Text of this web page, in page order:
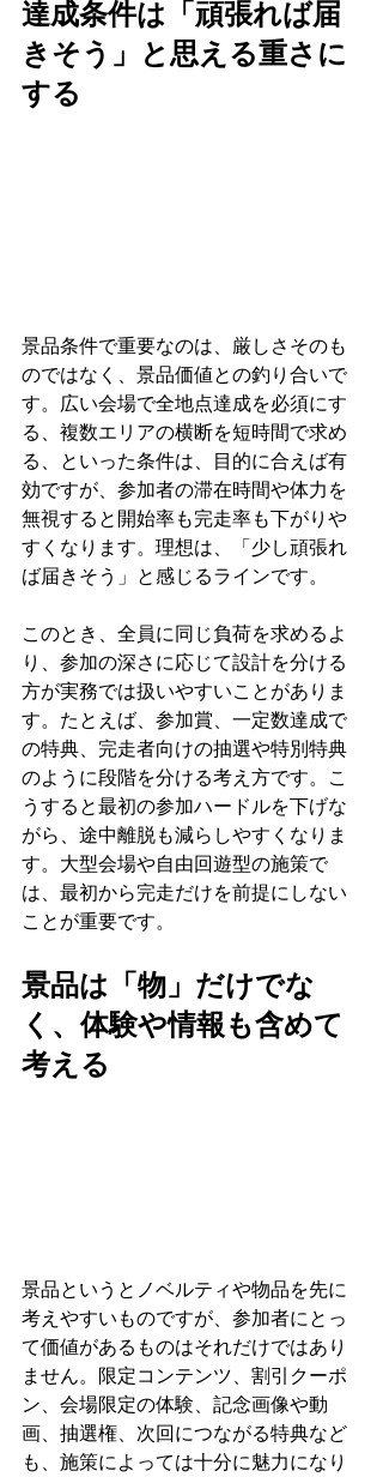
達成条件は「頑張れば届
きそう」と思える重さに
する
景品条件で重要なのは、厳しさそのも
のではなく、景品価値との釣り合いで
す。広い会場で全地点達成を必須にす
る、複数エリアの横断を短時間で求め
る、といった条件は、目的に合えば有
効ですが、参加者の滞在時間や体力を
無視すると開始率も完走率も下がりや
すくなります。理想は、「少し頑張れ
ば届きそう」と感じるラインです。
このとき、全員に同じ負荷を求めるよ
り、参加の深さに応じて設計を分ける
方が実務では扱いやすいことがありま
す。たとえば、参加賞、一定数達成で
の特典、完走者向けの抽選や特別特典
のように段階を分ける考え方です。こ
うすると最初の参加ハードルを下げな
がら、途中離脱も減らしやすくなりま
す。大型会場や自由回遊型の施策で
は、最初から完走だけを前提にしない
ことが重要です。
景品は「物」だけでな
く、体験や情報も含めて
考える
景品というとノベルティや物品を先に
考えやすいものですが、参加者にとっ
て価値があるものはそれだけではあり
ません。限定コンテンツ、割引クーポ
ン、会場限定の体験、記念画像や動
画、抽選権、次回につながる特典など
も、施策によっては十分に魅力になり